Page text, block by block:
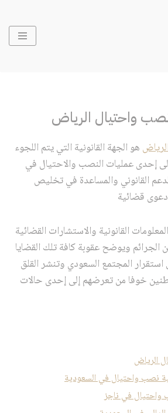
واحتيال الرياض
هو الجهة القانونية التي يتم اللجوء
إحدى عمليات النصب والاحتيال في
القانوني والمساعدة في تخليص
دعوى قضائية
القانونية والاستشارات القضائية
الجرائم ويوضح عقوبة كافة تلك القضايا
المجتمع السعودي وتنشر القلق
خوفا من تعرضهم إلى إحدى حالات
الرياض
نصب واحتيال في السعودية
في ناجز